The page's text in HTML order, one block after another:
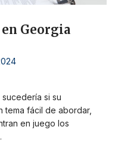
Georgia
si su
tema fácil de abordar,
en juego los